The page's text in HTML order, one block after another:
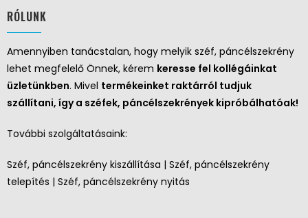
RÓLUNK
Amennyiben tanácstalan, hogy melyik széf, páncélszekrény
lehet megfelelő Önnek, kérem keresse fel kollégáinkat
üzletünkben. Mivel termékeinket raktárról tudjuk
szállítani, így a széfek, páncélszekrények kipróbálhatóak!
További szolgáltatásaink:
Széf, páncélszekrény kiszállítása | Széf, páncélszekrény
telepítés | Széf, páncélszekrény nyitás